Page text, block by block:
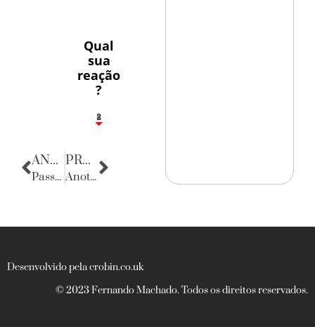
Qual
sua
reação
?
1
2
8
ANTERIOR
Passaporte
PRÓXIMA
Anotações do Cotidiano
Desenvolvido pela crobin.co.uk
© 2023 Fernando Machado. Todos os direitos reservados.